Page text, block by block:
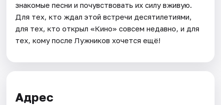
знакомые песни и почувствовать их силу вживую.
Для тех, кто ждал этой встречи десятилетиями,
для тех, кто открыл «Кино» совсем недавно, и для
тех, кому после Лужников хочется ещё!
Адрес